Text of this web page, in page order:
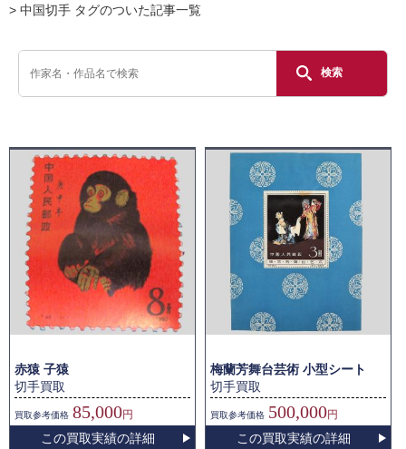
中国切手 タグのついた記事一覧
検索
赤猿 子猿
切手買取
買取参考価格 85,000円
この買取実績の詳細
梅蘭芳舞台芸術 小型シート
切手買取
買取参考価格 500,000円
この買取実績の詳細